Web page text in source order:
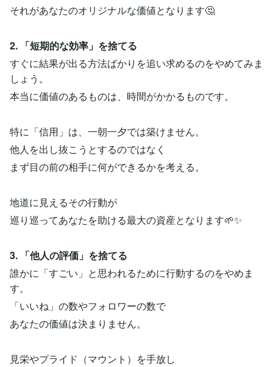
それがあなたのオリジナルな価値となります🤔
2. 「短期的な効率」を捨てる
すぐに結果が出る方法ばかりを追い求めるのをやめてみま
しょう。
本当に価値のあるものは、時間がかかるものです。
特に「信用」は、一朝一夕では築けません。
他人を出し抜こうとするのではなく
まず目の前の相手に何ができるかを考える。
地道に見えるその行動が
巡り巡ってあなたを助ける最大の資産となります🌱✨
3. 「他人の評価」を捨てる
誰かに「すごい」と思われるために行動するのをやめま
す。
「いいね」の数やフォロワーの数で
あなたの価値は決まりません。
見栄やプライド（マウント）を手放し